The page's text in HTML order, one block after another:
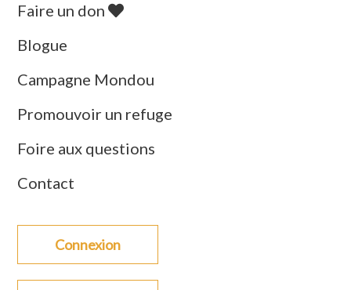
Faire un don
Blogue
Campagne Mondou
Promouvoir un refuge
Foire aux questions
Contact
Connexion